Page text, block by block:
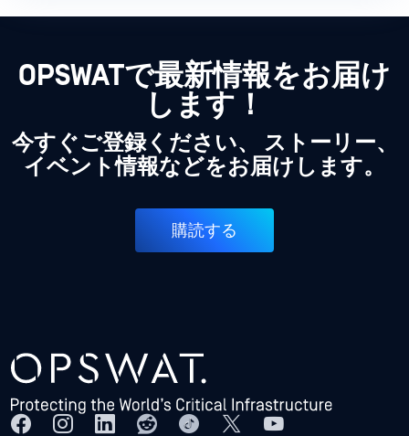
OPSWATで最新情報をお届け
します！
今すぐご登録ください、 ストーリー、
イベント情報などをお届けします。
購読する